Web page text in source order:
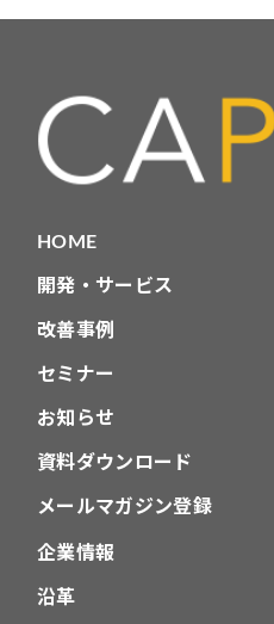
ー
シ
ンHOME
開発・サービス
改善事例
セミナー
お知らせ
資料ダウンロード
メールマガジン登録
企業情報
沿革